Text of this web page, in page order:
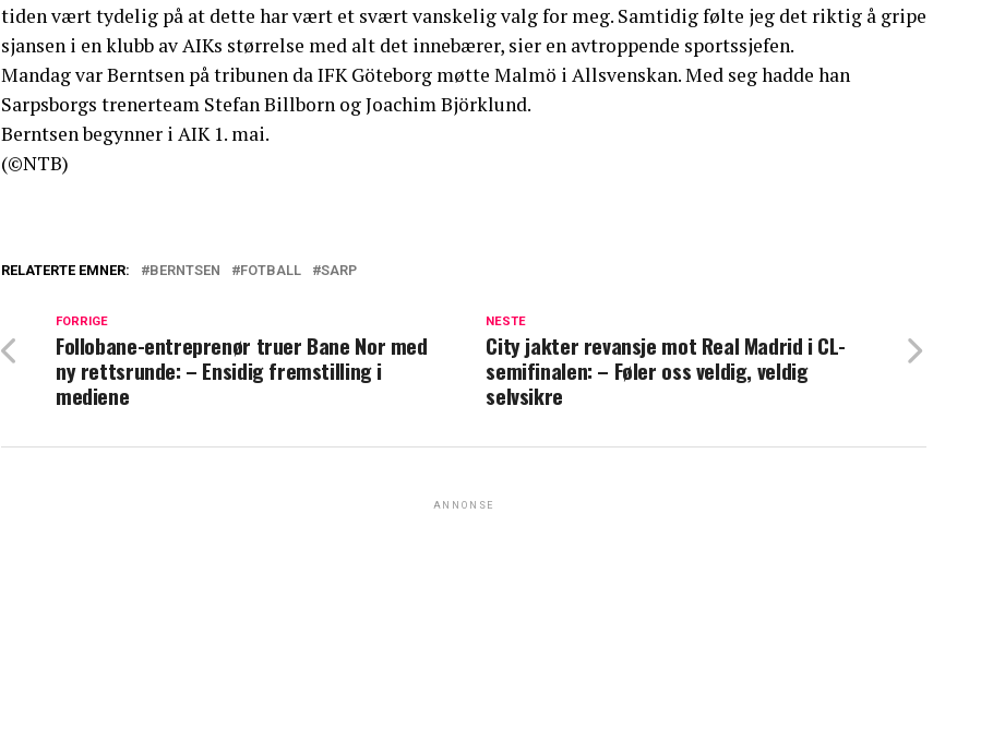
tiden vært tydelig på at dette har vært et svært vanskelig valg for meg. Samtidig følte jeg det riktig å gripe
sjansen i en klubb av AIKs størrelse med alt det innebærer, sier en avtroppende sportssjefen.
Mandag var Berntsen på tribunen da IFK Göteborg møtte Malmö i Allsvenskan. Med seg hadde han
Sarpsborgs trenerteam Stefan Billborn og Joachim Björklund.
Berntsen begynner i AIK 1. mai.
(©NTB)
RELATERTE EMNER: BERNTSEN FOTBALL SARP
NESTE
City jakter revansje mot Real Madrid i CL-
semifinalen: – Føler oss veldig, veldig
selvsikre
FORRIGE
Follobane-entreprenør truer Bane Nor med
ny rettsrunde: – Ensidig fremstilling i
mediene
ANNONSE